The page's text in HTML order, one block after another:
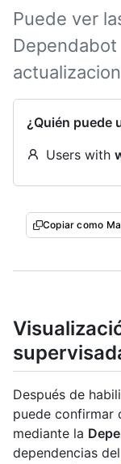
Puede ver
¿Quién puede
Users with
Copiar como
Después de
puede confirmar
mediante la
dependencias